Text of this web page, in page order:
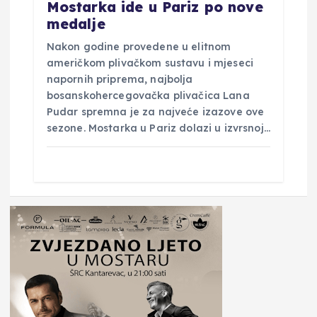
Mostarka ide u Pariz po nove
medalje
Nakon godine provedene u elitnom
američkom plivačkom sustavu i mjeseci
napornih priprema, najbolja
bosanskohercegovačka plivačica Lana
Pudar spremna je za najveće izazove ove
sezone. Mostarka u Pariz dolazi u izvrsnoj…